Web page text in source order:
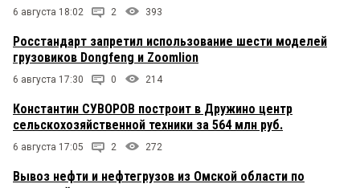
6 августа 18:02 2 393
Росстандарт запретил использование шести моделей
грузовиков Dongfeng и Zoomlion
6 августа 17:30 0 214
Константин СУВОРОВ построит в Дружино центр
сельскохозяйственной техники за 564 млн руб.
6 августа 17:05 2 272
Вывоз нефти и нефтегрузов из Омской области по